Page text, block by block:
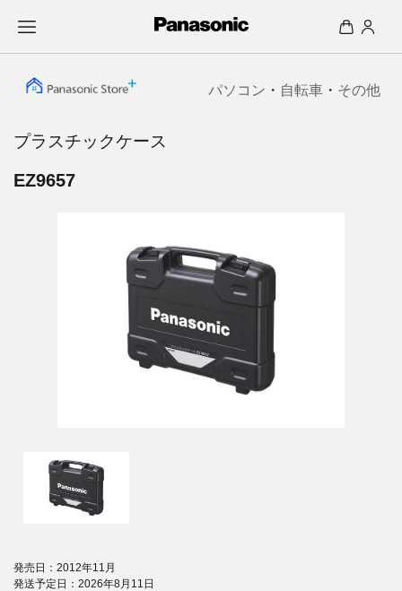
パソコン ・ 自転車 ・ その他
プラスチックケース
EZ9657
発売日：2012年11月
発送予定日：2026年8月11日